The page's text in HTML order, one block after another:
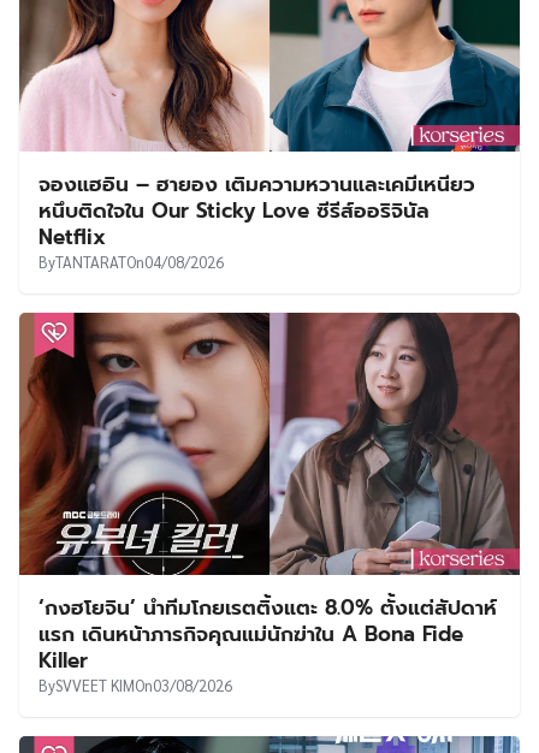
จองแฮอิน – ฮายอง เติมความหวานและเคมีเหนียว
หนึบติดใจใน Our Sticky Love ซีรีส์ออริจินัล
Netflix
ByTANTARATOn04/08/2026
‘กงฮโยจิน’ นำทีมโกยเรตติ้งแตะ 8.0% ตั้งแต่สัปดาห์
แรก เดินหน้าภารกิจคุณแม่นักฆ่าใน A Bona Fide
Killer
BySVVEET KIMOn03/08/2026